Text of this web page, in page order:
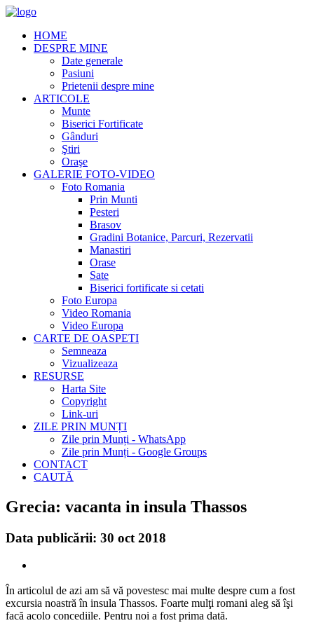
HOME
DESPRE MINE
Date generale
Pasiuni
Prietenii despre mine
ARTICOLE
Munte
Biserici Fortificate
Gânduri
Ştiri
Oraşe
GALERIE FOTO-VIDEO
Foto Romania
Prin Munti
Pesteri
Brasov
Gradini Botanice, Parcuri, Rezervatii
Manastiri
Orase
Sate
Biserici fortificate si cetati
Foto Europa
Video Romania
Video Europa
CARTE DE OASPETI
Semneaza
Vizualizeaza
RESURSE
Harta Site
Copyright
Link-uri
ZILE PRIN MUNȚI
Zile prin Munți - WhatsApp
Zile prin Munți - Google Groups
CONTACT
CAUTĂ
Grecia: vacanta in insula Thassos
Data publicării: 30 oct 2018
În articolul de azi am să vă povestesc mai multe despre cum a fost
excursia noastră în insula Thassos. Foarte mulţi romani aleg să îşi
facă acolo concediile. Pentru noi a fost prima dată.